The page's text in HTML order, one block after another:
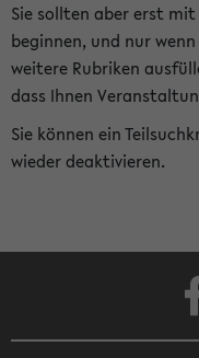
Sie sollten aber erst
beginnen, und nur
weitere Rubriken
dass Ihnen
Sie können ein
wieder deaktivieren.